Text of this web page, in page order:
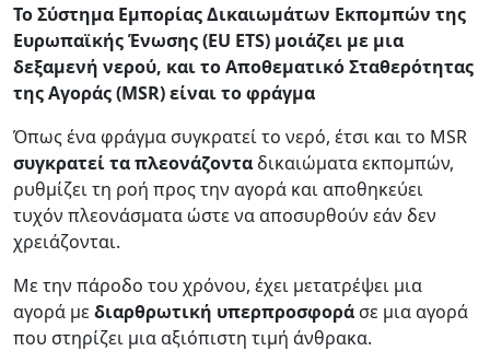
Το Σύστημα Εμπορίας Δικαιωμάτων Εκπομπών της
Ευρωπαϊκής Ένωσης (EU ETS) μοιάζει με μια
δεξαμενή νερού, και το Αποθεματικό Σταθερότητας
της Αγοράς (MSR) είναι το φράγμα
Όπως ένα φράγμα συγκρατεί το νερό, έτσι και το MSR
συγκρατεί τα πλεονάζονταδικαιώματα εκπομπών,
ρυθμίζει τη ροή προς την αγορά και αποθηκεύει
τυχόν πλεονάσματα ώστε να αποσυρθούν εάν δεν
χρειάζονται.
Με την πάροδο του χρόνου, έχει μετατρέψει μια
αγορά μεδιαρθρωτική υπερπροσφορά σε μια αγορά
που στηρίζει μια αξιόπιστη τιμή άνθρακα.